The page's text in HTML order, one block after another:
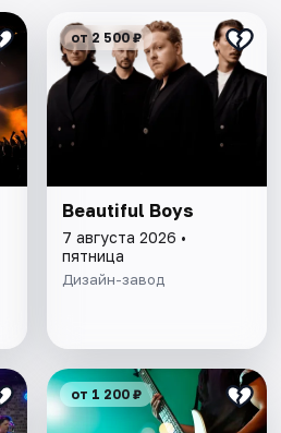
от 2 500 ₽
Beautiful Boys
7 августа 2026 •
пятница
Дизайн-завод
от 1 200 ₽